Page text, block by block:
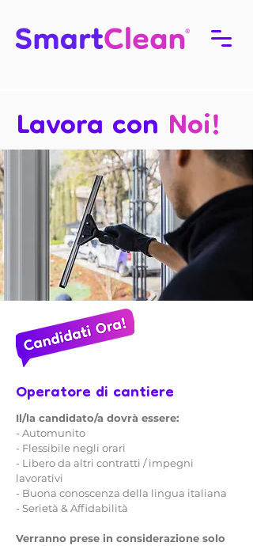
Lavora conNoi!
Operatore di cantiere
Il/la candidato/a dovrà essere:
- Automunito
- Flessibile negli orari
- Libero da altri contratti / impegni
lavorativi
- Buona conoscenza della lingua italiana
- Serietà & Affidabilità
Verranno prese in considerazione solo